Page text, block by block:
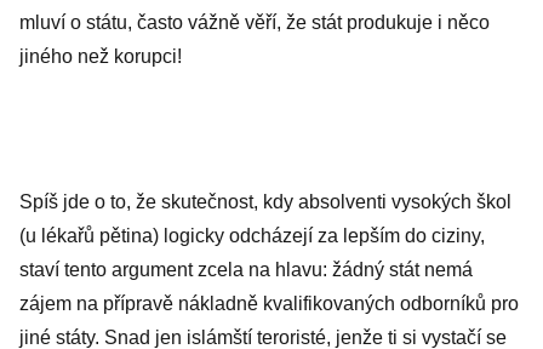
mluví o státu, často vážně věří, že stát produkuje i něco
jiného než korupci!
Spíš jde o to, že skutečnost, kdy absolventi vysokých škol
(u lékařů pětina) logicky odcházejí za lepším do ciziny,
staví tento argument zcela na hlavu: žádný stát nemá
zájem na přípravě nákladně kvalifikovaných odborníků pro
jiné státy. Snad jen islámští teroristé, jenže ti si vystačí se